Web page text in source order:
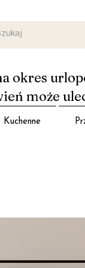
okres
może
Kuchenne